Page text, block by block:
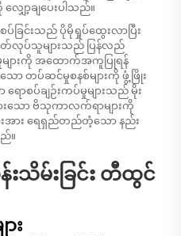
ျှော့ချပေးပါသည်။
းစပ်ခြင်းသည် ပိုမိုရှုပ်ထွေးလာပြီး
လုပ်သူများသည် ပြန်လည်
ျားကို အထောက်အကူပြုရန်
တပ်ဆင်မှုစနစ်များကို ဖွံ့ဖြိုး
စပ်ချဉ်းကပ်မှုများသည် မိုး
သော ဗိသုကာလက်ရာများကို
းအား ရေရှည်တည်တံ့သော နည်း
။
သိမ်းခြင်း တီထွင်
း